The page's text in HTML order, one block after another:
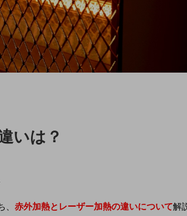
いは？
赤外加熱とレーザー加熱の違いについて解